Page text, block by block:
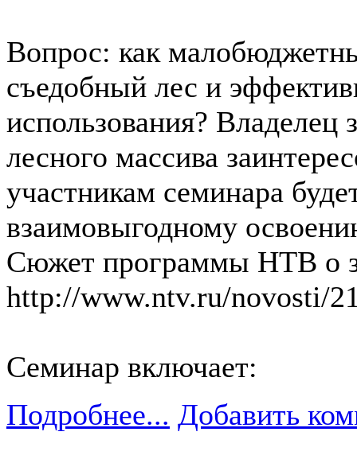
Вопрос: как
съедобный лес и
использования? Владелец
лесного массива
участникам семинара
взаимовыгодному
Сюжет программы НТВ о
http://www.ntv.ru/novosti/
Семинар включает:
Подробнее... Добавить